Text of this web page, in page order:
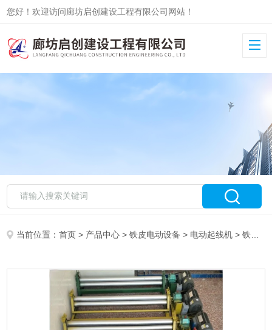
您好！欢迎访问廊坊启创建设工程有限公司网站！
当前位置：首页 > 产品中心 >铁皮电动设备 > 电动起线机 > 铁皮电动起线机管施工设备